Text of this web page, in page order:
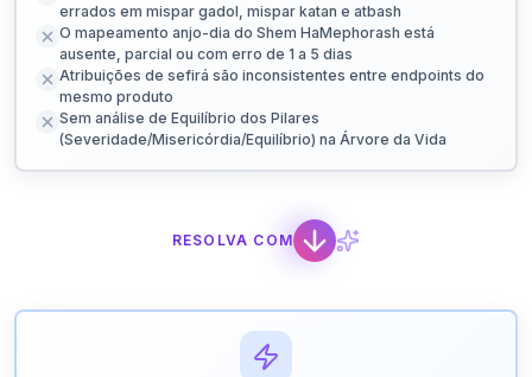
errados em mispar gadol, mispar katan e atbash
O mapeamento anjo-dia do Shem HaMephorash está
ausente, parcial ou com erro de 1 a 5 dias
Atribuições de sefirá são inconsistentes entre endpoints do
mesmo produto
Sem análise de Equilíbrio dos Pilares
(Severidade/Misericórdia/Equilíbrio) na Árvore da Vida
RESOLVA COM